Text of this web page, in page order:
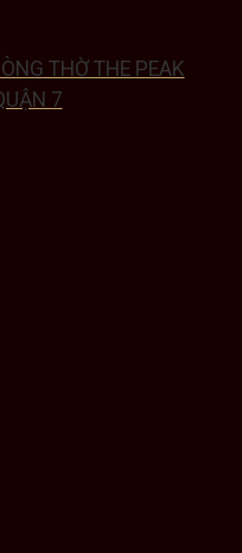
THỜ THE PEAK
7